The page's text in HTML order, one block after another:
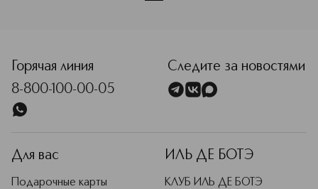
Горячая линия
8-800-100-00-05
Следите за новостями
Для вас
Подарочные карты
ИЛЬ ДЕ БОТЭ
КЛУБ ИЛЬ ДЕ БОТЭ